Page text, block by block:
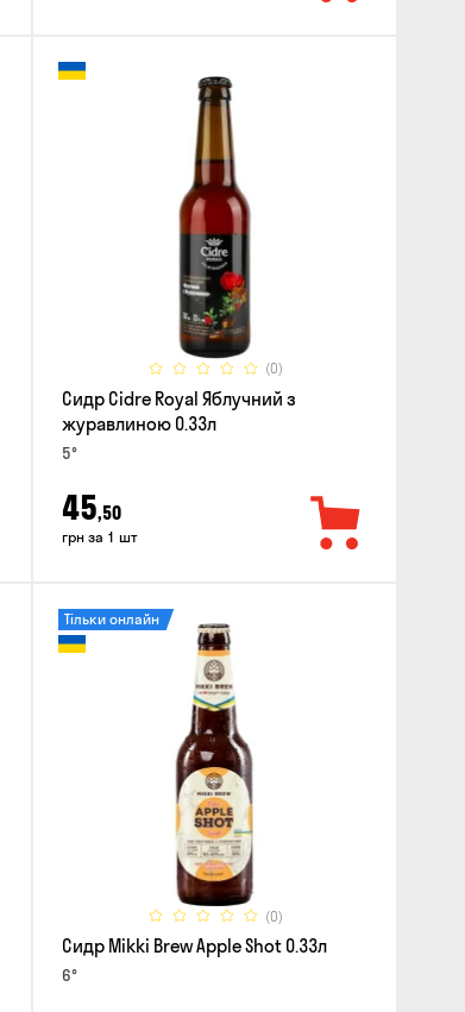
(0)
Сидр Cidre Royal Яблучний з
журавлиною 0.33л
5°
45,50
грн за 1 шт
(0)
Тільки онлайн
Сидр Mikki Brew Apple Shot 0.33л
6°